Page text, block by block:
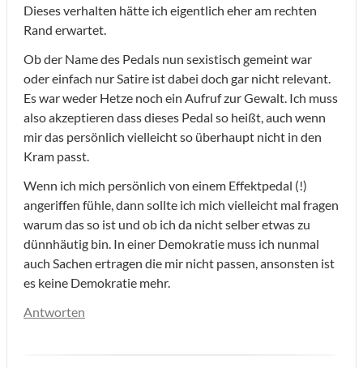
Dieses verhalten hätte ich eigentlich eher am rechten
Rand erwartet.
Ob der Name des Pedals nun sexistisch gemeint war
oder einfach nur Satire ist dabei doch gar nicht relevant.
Es war weder Hetze noch ein Aufruf zur Gewalt. Ich muss
also akzeptieren dass dieses Pedal so heißt, auch wenn
mir das persönlich vielleicht so überhaupt nicht in den
Kram passt.
Wenn ich mich persönlich von einem Effektpedal (!)
angeriffen fühle, dann sollte ich mich vielleicht mal fragen
warum das so ist und ob ich da nicht selber etwas zu
dünnhäutig bin. In einer Demokratie muss ich nunmal
auch Sachen ertragen die mir nicht passen, ansonsten ist
es keine Demokratie mehr.
Antworten